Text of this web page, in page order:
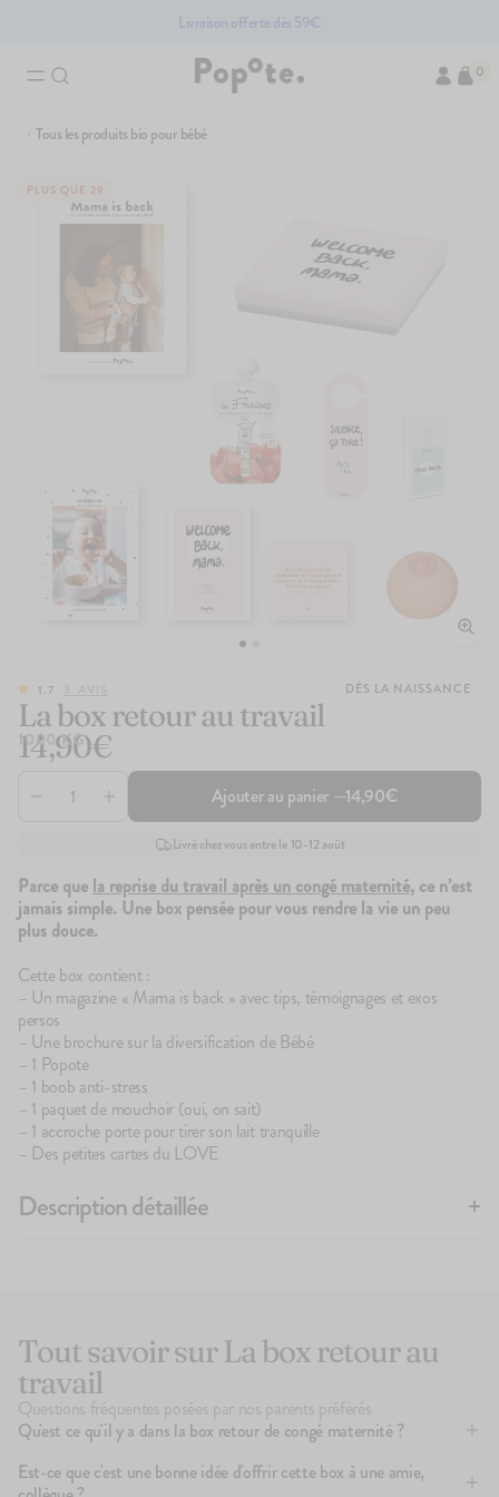
Livraison offerte dès 59€
1.7 3avis
Le Brassé Nature
1,90€
+10 +5
0
Tous les produits bio pour bébé
PLUS QUE 29
1.7 DÈS LA NAISSANCE
La box retour au travail
14,90€
1000 KG
Ajouter au panier —14,90€
Livré chez vous entre le 10-12 août
Parce que la reprise du travail après un congé maternité, ce n’est
jamais simple. Une box pensée pour vous rendre la vie un peu
plus douce.
Cette box contient :
– Un magazine « Mama is back » avec tips, témoignages et exos
persos
– Une brochure sur la diversification de Bébé
– 1 Popote
– 1 boob anti-stress
– 1 paquet de mouchoir (oui, on sait)
– 1 accroche porte pour tirer son lait tranquille
– Des petites cartes du LOVE
Description détaillée
l’équipe… c’est tout cela qui se joue.
On s’est demandé quelle place pouvait prendre Popote là-dedans, et
finalement c’est peut-être de soutien et de douceur dont vous avez le
plus besoin. Alors nous avons réuni ces quelques mots doux et des
attentions, qui ont donné naissance à cette box.
Tout savoir sur La box retour au
travail
Questions fréquentes posées par nos parents préférés
Qu'est ce qu'il y a dans la box retour de congé maternité ?
Un magazine plein de conseils, des petits clins d'oeils, une Popote et
Est-ce que c'est une bonne idée d'offrir cette box à une amie,